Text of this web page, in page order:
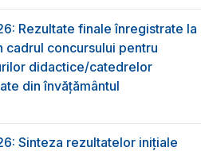
Rezultate finale înregistrate la
cadrul concursului pentru
didactice/catedrelor
din învăţământul
Sinteza rezultatelor inițiale